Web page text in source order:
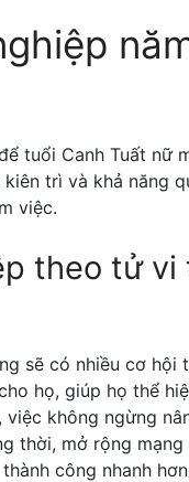
tuổi Canh Tuất nữ
trì và khả năng
việc.
theo tử vi
sẽ có nhiều cơ
họ, giúp họ thể
không ngừng
thời, mở rộng
công nhanh